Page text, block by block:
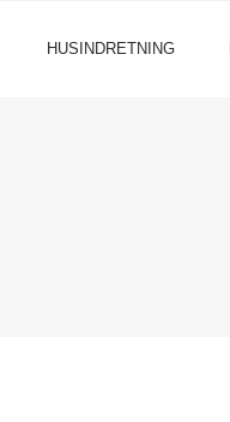
HUSINDRETNING